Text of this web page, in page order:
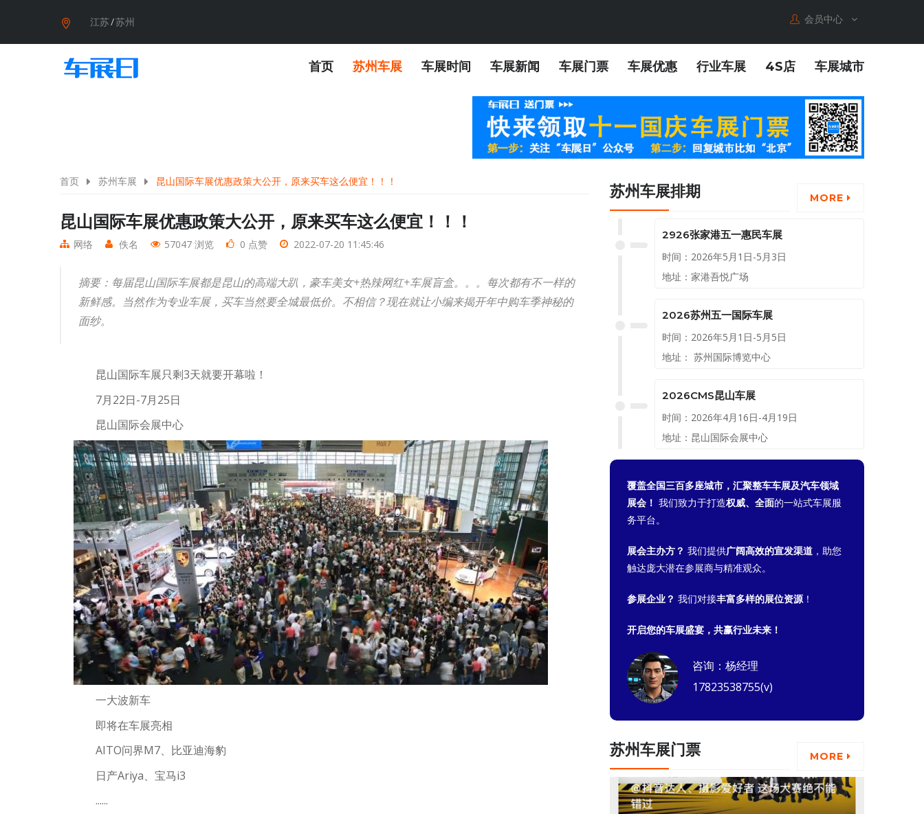
江苏/苏州 会员中心
首页 苏州车展 车展时间 车展新闻 车展门票 车展优惠 行业车展 4S店 车展城市
首页 苏州车展 昆山国际车展优惠政策大公开，原来买车这么便宜！！！
昆山国际车展优惠政策大公开，原来买车这么便宜！！！
网络 佚名 57047 浏览 0 点赞 2022-07-20 11:45:46
摘要：每届昆山国际车展都是昆山的高端大趴，豪车美女+热辣网红+车展盲盒。。。每次都有不一样的
新鲜感。当然作为专业车展，买车当然要全城最低价。不相信？现在就让小编来揭开年中购车季神秘的
面纱。
昆山国际车展只剩3天就要开幕啦！
7月22日-7月25日
昆山国际会展中心
一大波新车
即将在车展亮相
AITO问界M7、比亚迪海豹
日产Ariya、宝马i3
......
苏州车展排期 MORE
2926张家港五一惠民车展
时间：2026年5月1日-5月3日
地址：家港吾悦广场
2026苏州五一国际车展
时间：2026年5月1日-5月5日
地址： 苏州国际博览中心
2026CMS昆山车展
时间：2026年4月16日-4月19日
地址：昆山国际会展中心
覆盖全国三百多座城市，汇聚整车车展及汽车领域
展会！ 我们致力于打造权威、全面的一站式车展服
务平台。
展会主办方？ 我们提供广阔高效的宣发渠道 ，助您
触达庞大潜在参展商与精准观众。
参展企业？ 我们对接丰富多样的展位资源！
开启您的车展盛宴，共赢行业未来！
咨询：杨经理
17823538755(v)
苏州车展门票 MORE